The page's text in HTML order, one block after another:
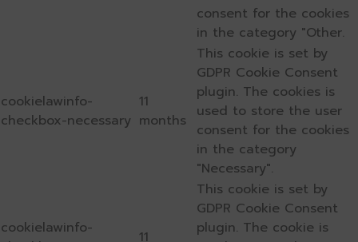
consent for the cookies
in the category "Other.
cookielawinfo-
checkbox-necessary
11
months
This cookie is set by
GDPR Cookie Consent
plugin. The cookies is
used to store the user
consent for the cookies
in the category
"Necessary".
cookielawinfo-
11
This cookie is set by
GDPR Cookie Consent
plugin. The cookie is